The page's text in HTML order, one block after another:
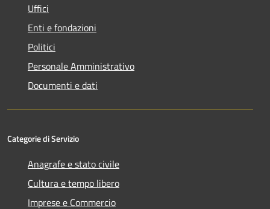
Uffici
Enti e fondazioni
Politici
Personale Amministrativo
Documenti e dati
Categorie di Servizio
Anagrafe e stato civile
Cultura e tempo libero
Imprese e Commercio